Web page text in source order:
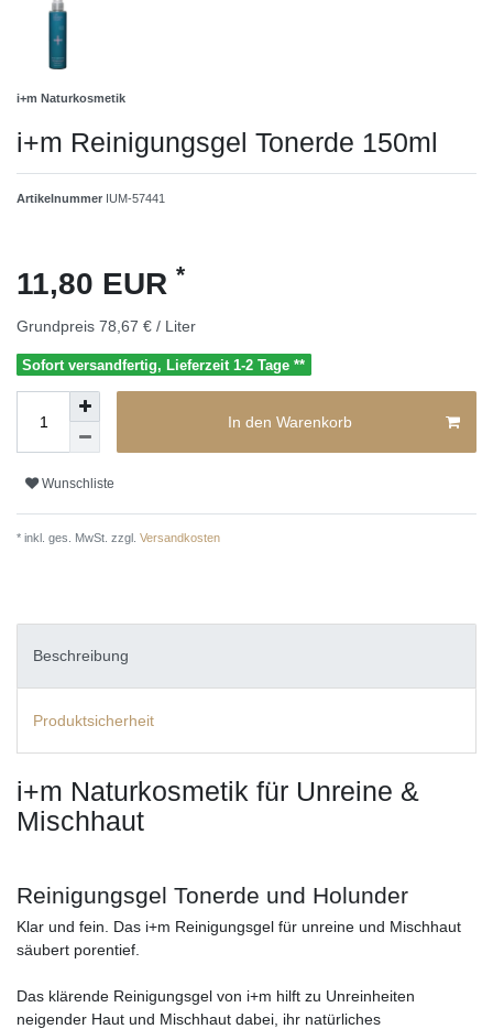
i+m Naturkosmetik
i+m Reinigungsgel Tonerde 150ml
Artikelnummer IUM-57441
11,80 EUR *
Grundpreis 78,67 € / Liter
Sofort versandfertig, Lieferzeit 1-2 Tage **
In den Warenkorb
Wunschliste
* inkl. ges. MwSt. zzgl. Versandkosten
Beschreibung
Produktsicherheit
i+m Naturkosmetik für Unreine &
Mischhaut
Reinigungsgel Tonerde und Holunder
Klar und fein. Das i+m Reinigungsgel für unreine und Mischhaut
säubert porentief.
Das klärende Reinigungsgel von i+m hilft zu Unreinheiten
neigender Haut und Mischhaut dabei, ihr natürliches